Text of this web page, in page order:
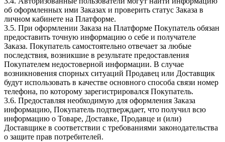
об оформленных ими Заказах и проверить статус Заказа в
личном кабинете на Платформе.
3.5. При оформлении Заказа на Платформе Покупатель обязан
предоставить точную информацию о себе и получателе
Заказа. Покупатель самостоятельно отвечает за любые
последствия, возникшие в результате предоставления
Покупателем недостоверной информации. В случае
возникновения спорных ситуаций Продавец или Доставщик
будут использовать в качестве основного способа связи номер
телефона, по которому зарегистрировался Покупатель.
3.6. Предоставляя необходимую для оформления Заказа
информацию, Покупатель подтверждает, что получил всю
информацию о Товаре, Доставке, Продавце и (или)
Доставщике в соответствии с требованиями законодательства
о защите прав потребителей.